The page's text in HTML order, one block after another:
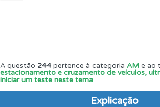
A questão 244pertence à categoria AM e ao
estacionamento e cruzamento de veículos,
iniciar um teste neste tema.
Explicação